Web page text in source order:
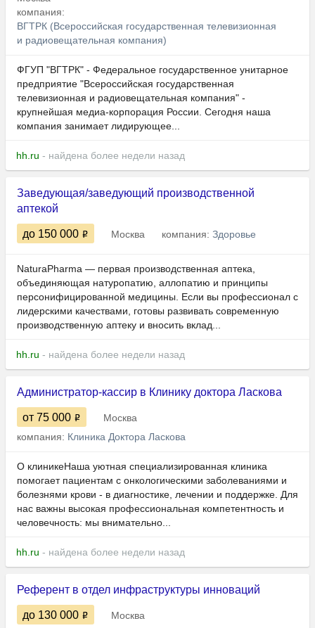
компания:
ВГТРК (Всероссийская государственная телевизионная
и радиовещательная компания)
ФГУП "ВГТРК" - Федеральное государственное унитарное
предприятие "Всероссийская государственная
телевизионная и радиовещательная компания" -
крупнейшая медиа-корпорация России. Сегодня наша
компания занимает лидирующее...
hh.ru - найдена более недели назад
Заведующая/заведующий производственной
аптекой
до 150 000 Москва компания: Здоровье
NaturaPharma — первая производственная аптека,
объединяющая натуропатию, аллопатию и принципы
персонифицированной медицины. Если вы профессионал с
лидерскими качествами, готовы развивать современную
производственную аптеку и вносить вклад...
hh.ru - найдена более недели назад
Администратор‑кассир в Клинику доктора Ласкова
от 75 000
Москва
компания: Клиника Доктора Ласкова
О клиникеНаша уютная специализированная клиника
помогает пациентам с онкологическими заболеваниями и
болезнями крови - в диагностике, лечении и поддержке. Для
нас важны высокая профессиональная компетентность и
человечность: мы внимательно...
hh.ru - найдена более недели назад
Референт в отдел инфраструктуры инноваций
до 130 000
Москва